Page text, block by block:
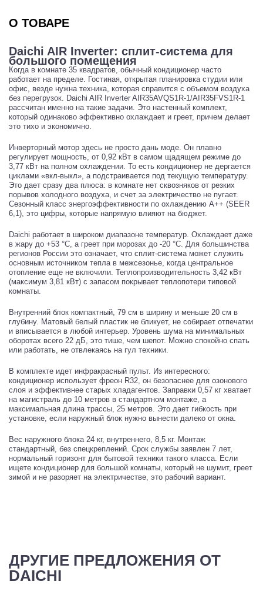
О ТОВАРЕ
Daichi AIR Inverter: сплит-система для
большого помещения
Когда в комнате 35 квадратов, обычный кондиционер часто
работает на пределе. Гостиная, открытая планировка студии или
офис, везде нужна техника, которая справится с объемом воздуха
без перегрузок. Daichi AIR Inverter AIR35AVQS1R-1/AIR35FVS1R-1
рассчитан именно на такие задачи. Это настенный комплект,
который одинаково эффективно охлаждает и греет, причем делает
это тихо и экономично.
Инверторный мотор здесь не просто дань моде. Он плавно
регулирует мощность, от 0,92 кВт в самом щадящем режиме до
3,77 кВт на полном охлаждении. То есть кондиционер не дергается
циклами «вкл-выкл», а подстраивается под текущую температуру.
Это дает сразу два плюса: в комнате нет сквозняков от резких
порывов холодного воздуха, и счет за электричество не пугает.
Сезонный класс энергоэффективности по охлаждению A++ (SEER
6,1), это цифры, которые напрямую влияют на бюджет.
Daichi работает в широком диапазоне температур. Охлаждает даже
в жару до +53 °C, а греет при морозах до -20 °C. Для большинства
регионов России это означает, что сплит-система может служить
основным источником тепла в межсезонье, когда центральное
отопление еще не включили. Теплопроизводительность 3,42 кВт
(максимум 3,81 кВт) с запасом покрывает теплопотери типовой
комнаты.
Внутренний блок компактный, 79 см в ширину и меньше 20 см в
глубину. Матовый белый пластик не бликует, не собирает отпечатки
и вписывается в любой интерьер. Уровень шума на минимальных
оборотах всего 22 дБ, это тише, чем шепот. Можно спокойно спать
или работать, не отвлекаясь на гул техники.
В комплекте идет инфракрасный пульт. Из интересного:
кондиционер использует фреон R32, он безопаснее для озонового
слоя и эффективнее старых хладагентов. Заправки 0,57 кг хватает
на магистраль до 10 метров в стандартном монтаже, а
максимальная длина трассы, 25 метров. Это дает гибкость при
установке, если наружный блок нужно вынести далеко от окна.
Вес наружного блока 24 кг, внутреннего, 8,5 кг. Монтаж
стандартный, без спецкреплений. Срок службы заявлен 7 лет,
нормальный горизонт для бытовой техники такого класса. Если
ищете кондиционер для большой комнаты, который не шумит, греет
зимой и не разоряет на электричестве, это рабочий вариант.
ДРУГИЕ ПРЕДЛОЖЕНИЯ ОТ
DAICHI